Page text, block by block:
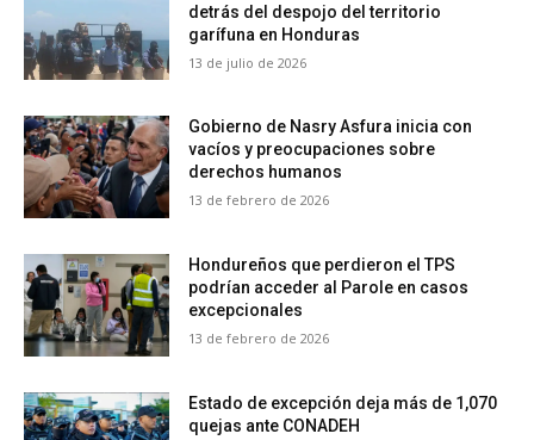
detrás del despojo del territorio
garífuna en Honduras
13 de julio de 2026
Gobierno de Nasry Asfura inicia con
vacíos y preocupaciones sobre
derechos humanos
13 de febrero de 2026
Hondureños que perdieron el TPS
podrían acceder al Parole en casos
excepcionales
13 de febrero de 2026
Estado de excepción deja más de 1,070
quejas ante CONADEH